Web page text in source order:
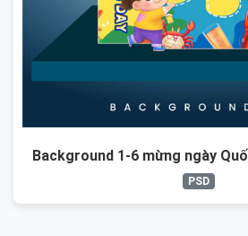
Background 1-6 mừng ngày
PSD